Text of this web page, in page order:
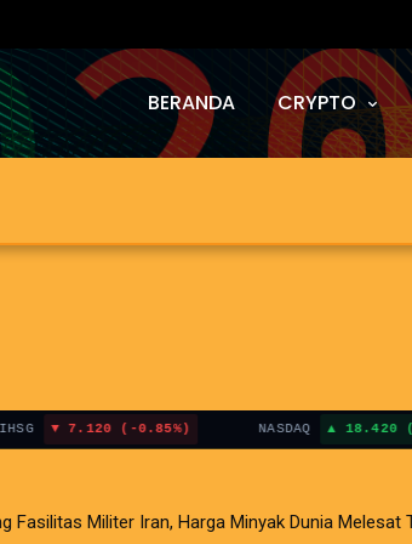
BERANDA CRYPTO
7.120 (-0.85%) 18.420
Amblesnya Saham Teknologi Asia dan